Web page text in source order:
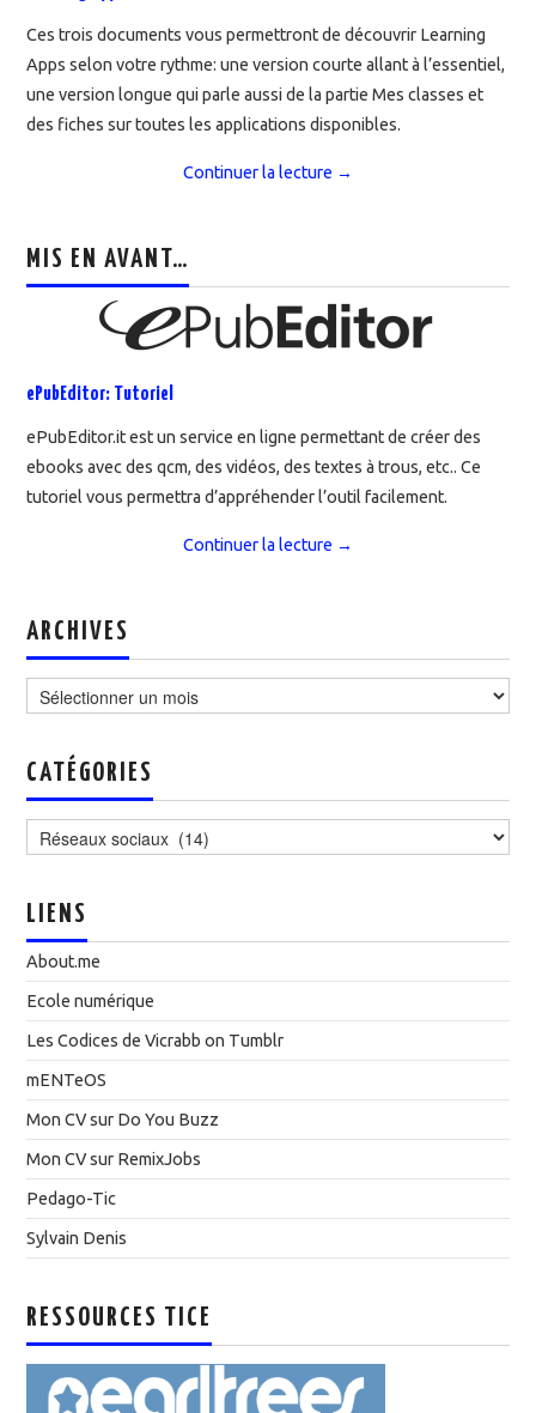
Ces trois documents vous permettront de découvrir Learning
Apps selon votre rythme: une version courte allant à l’essentiel,
une version longue qui parle aussi de la partie Mes classes et
des fiches sur toutes les applications disponibles.
Continuer la lecture →
MIS EN AVANT…
ePubEditor: Tutoriel
ePubEditor.it est un service en ligne permettant de créer des
ebooks avec des qcm, des vidéos, des textes à trous, etc.. Ce
tutoriel vous permettra d’appréhender l’outil facilement.
Continuer la lecture →
ARCHIVES
CATÉGORIES
LIENS
About.me
Ecole numérique
Les Codices de Vicrabb on Tumblr
mENTeOS
Mon CV sur Do You Buzz
Mon CV sur RemixJobs
Pedago-Tic
Sylvain Denis
RESSOURCES TICE